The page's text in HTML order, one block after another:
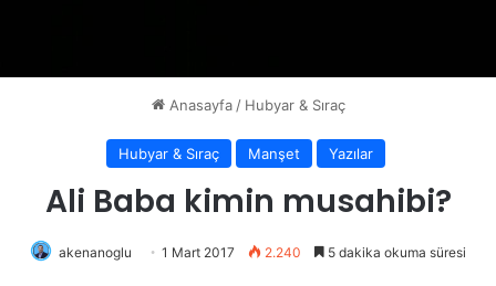
Anasayfa / Hubyar & Sıraç
Hubyar & Sıraç Manşet Yazılar
Ali Baba kimin musahibi?
akenanoglu 1 Mart 2017 2.240 5 dakika okuma süresi